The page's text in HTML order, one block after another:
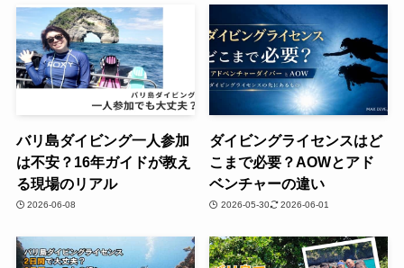
バリ島ダイビング一人参加
は不安？16年ガイドが教え
る現場のリアル
2026-06-08
ダイビングライセンスはど
こまで必要？AOWとアド
ベンチャーの違い
2026-05-30 2026-06-01